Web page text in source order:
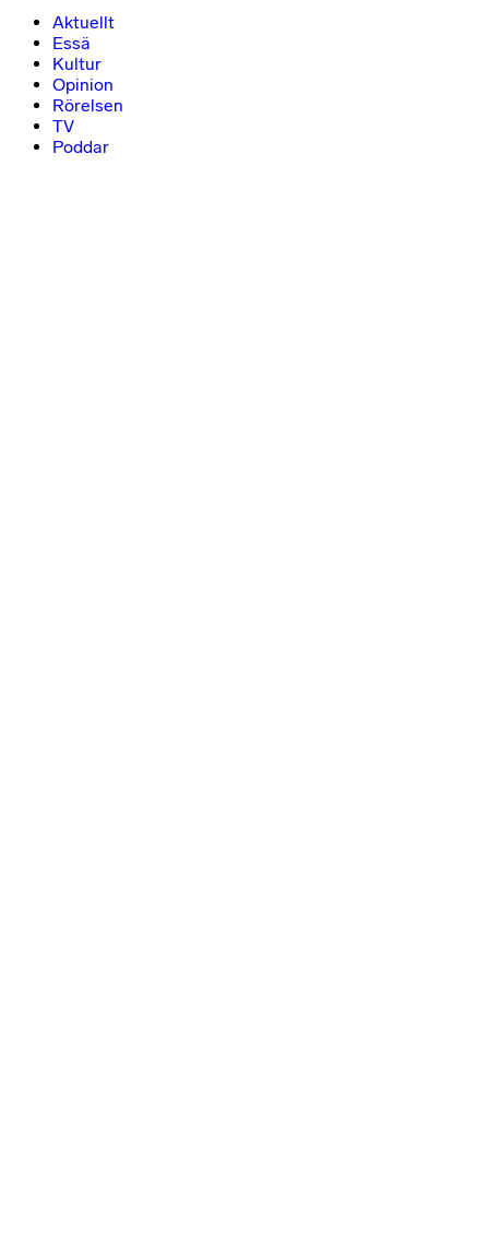
Aktuellt
Essä
Kultur
Opinion
Rörelsen
TV
Poddar